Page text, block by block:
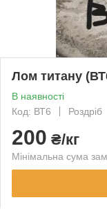
Лом титану
В наявності
Код: ВТ6
Роздріб
200 ₴/кг
Мінімальна сума